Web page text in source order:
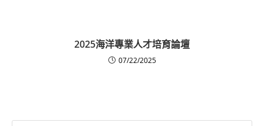
2025海洋專業人才培育論壇
07/22/2025